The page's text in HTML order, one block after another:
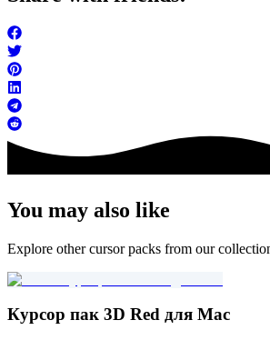
You may also like
Explore other cursor packs from our
Курсор пак 3D Red для Mac